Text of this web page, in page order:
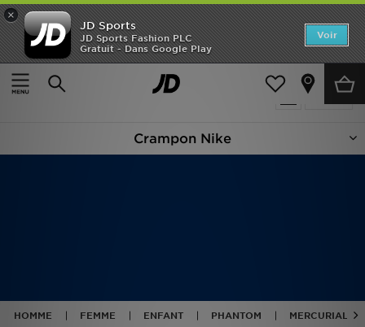
×
JD Sports
JD Sports Fashion PLC
Gratuit - Dans Google Play
Voir
Accueil
Nike Chaussures De Football
Produits 36
Crampon Nike
HOMME FEMME ENFANT PHANTOM MERCURIAL
Accueil
Nouveautés